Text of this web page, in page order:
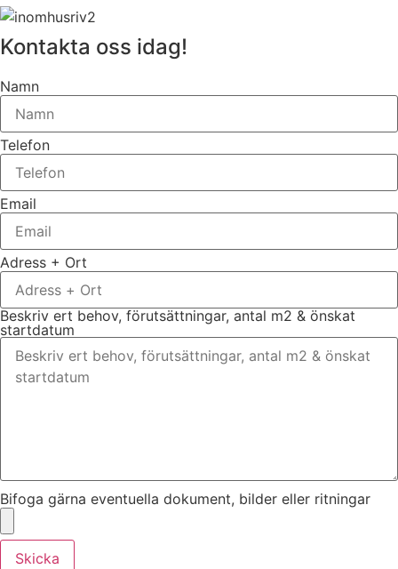
Kontakta oss idag!
Namn
Telefon
Email
Adress + Ort
Beskriv ert behov, förutsättningar, antal m2 & önskat
startdatum
Bifoga gärna eventuella dokument, bilder eller ritningar
Skicka